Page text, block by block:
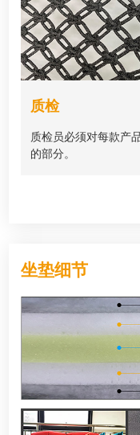
质检
质检员必须对每款产
的部分。
坐垫细节